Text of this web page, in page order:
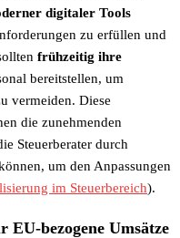
digitaler Tools
zu erfüllen und
frühzeitig ihre
bereitstellen, um
vermeiden. Diese
die zunehmenden
Steuerberater durch
um den Anpassungen
im Steuerbereich).
bezogene Umsätze